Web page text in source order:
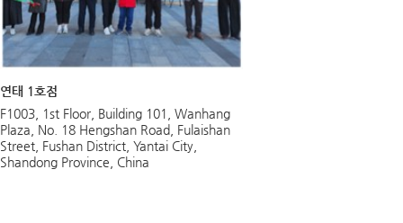
연태 1호점
F1003, 1st Floor, Building 101, Wanhang
Plaza, No. 18 Hengshan Road, Fulaishan
Street, Fushan District, Yantai City,
Shandong Province, China